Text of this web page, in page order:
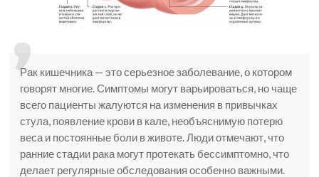
Рак кишечника — это серьезное заболевание, о котором
говорят многие. Симптомы могут варьироваться, но чаще
всего пациенты жалуются на изменения в привычках
стула, появление крови в кале, необъяснимую потерю
веса и постоянные боли в животе. Люди отмечают, что
ранние стадии рака могут протекать бессимптомно, что
делает регулярные обследования особенно важными.